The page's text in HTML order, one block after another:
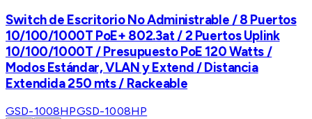
Switch de Escritorio No Administrable / 8 Puertos
10/100/1000T PoE+ 802.3at / 2 Puertos Uplink
10/100/1000T / Presupuesto PoE 120 Watts /
Modos Estándar, VLAN y Extend / Distancia
Extendida 250 mts / Rackeable
GSD-1008HPGSD-1008HP